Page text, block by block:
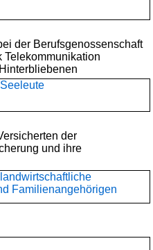
der Berufsgenossenschaft
Telekommunikation
der
und ihre
Familienangehörigen